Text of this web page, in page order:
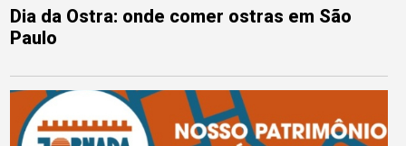
Dia da Ostra: onde comer ostras em São
Paulo